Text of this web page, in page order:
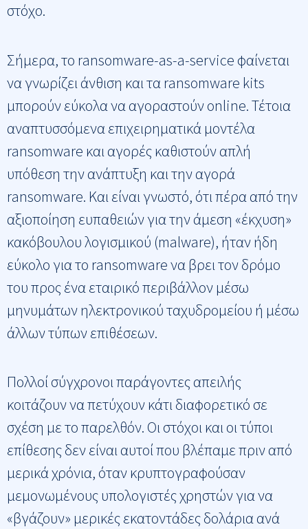
στόχο.
Σήμερα, το ransomware-as-a-service φαίνεται
να γνωρίζει άνθιση και τα ransomware kits
μπορούν εύκολα να αγοραστούν online. Τέτοια
αναπτυσσόμενα επιχειρηματικά μοντέλα
ransomware και αγορές καθιστούν απλή
υπόθεση την ανάπτυξη και την αγορά
ransomware. Και είναι γνωστό, ότι πέρα από την
αξιοποίηση ευπαθειών για την άμεση «έκχυση»
κακόβουλου λογισμικού (malware), ήταν ήδη
εύκολο για το ransomware να βρει τον δρόμο
του προς ένα εταιρικό περιβάλλον μέσω
μηνυμάτων ηλεκτρονικού ταχυδρομείου ή μέσω
άλλων τύπων επιθέσεων.
Πολλοί σύγχρονοι παράγοντες απειλής
κοιτάζουν να πετύχουν κάτι διαφορετικό σε
σχέση με το παρελθόν. Οι στόχοι και οι τύποι
επίθεσης δεν είναι αυτοί που βλέπαμε πριν από
μερικά χρόνια, όταν κρυπτογραφούσαν
μεμονωμένους υπολογιστές χρηστών για να
«βγάζουν» μερικές εκατοντάδες δολάρια ανά